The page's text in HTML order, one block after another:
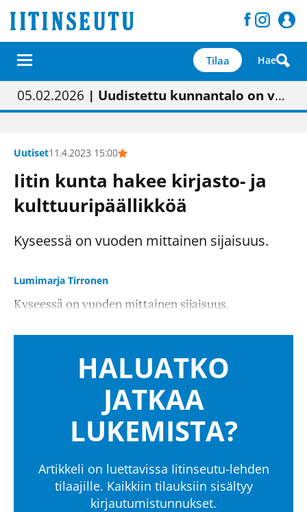
Tilaa Hae
01.02.2026 | Painon vaihtumisen pitäisi näkyä hieman parempana painojäljen laatuna lehdessä
05.02.2026 | Uudistettu kunnantalo on valoisa
23.04.2026 | “Olemme käynnistämässä uudelleen keskustavisiotyön”
09.05.2026| "Maalla on totuttu elämään omavaraisemmin kuin kaupungissa"
Uutiset11.4.2023 15:00
Iitin kunta hakee kirjasto- ja
kulttuuripäällikköä
Kyseessä on vuoden mittainen sijaisuus.
Lumimarja Tirronen
Kyseessä on vuoden mittainen sijaisuus.
HALUATKO
JATKAA
LUKEMISTA?
Artikkeli on luettavissa Iitinseutu-lehden
tilaajille. Kaikkiin tilauksiin sisältyy
kirjautumistunnukset.